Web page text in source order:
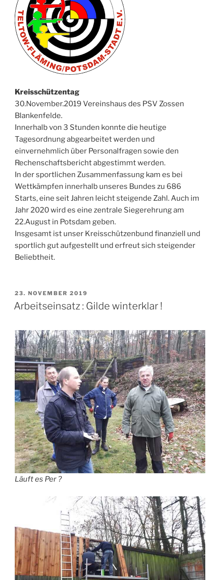
Kreisschützentag
30.November.2019 Vereinshaus des PSV Zossen
Blankenfelde.
Innerhalb von 3 Stunden konnte die heutige
Tagesordnung abgearbeitet werden und
einvernehmlich über Personalfragen sowie den
Rechenschaftsbericht abgestimmt werden.
In der sportlichen Zusammenfassung kam es bei
Wettkämpfen innerhalb unseres Bundes zu 686
Starts, eine seit Jahren leicht steigende Zahl. Auch im
Jahr 2020 wird es eine zentrale Siegerehrung am
22.August in Potsdam geben.
Insgesamt ist unser Kreisschützenbund finanziell und
sportlich gut aufgestellt und erfreut sich steigender
Beliebtheit.
VERÖFFENTLICHT
AM
23. NOVEMBER 2019
Arbeitseinsatz : Gilde winterklar !
Läuft es Per ?